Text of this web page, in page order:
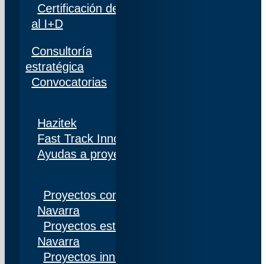
Certificación de personal adscrito al 100%
al I+D
Consultoría
estratégica
Convocatorias
Hazitek
Fast Track Innobideak
Ayudas a proyectos de I+D+i en Navarra
Proyectos competitivos I+D Gobierno de
Navarra
Proyectos estratégicos I+D Gobierno de
Navarra
Proyectos innovación Gobierno de